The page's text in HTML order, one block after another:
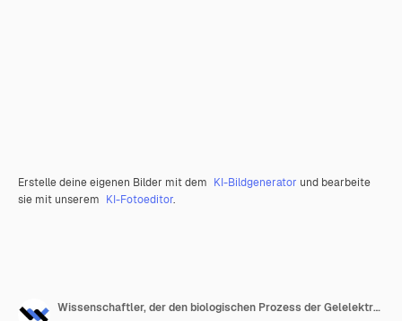
Erstelle deine eigenen Bilder mit dem KI-Bildgenerator und bearbeite
sie mit unserem KI-Fotoeditor.
Wissenschaftler, der den biologischen Prozess der Gelelektrophorese im Rahmen der Forschung durchführt